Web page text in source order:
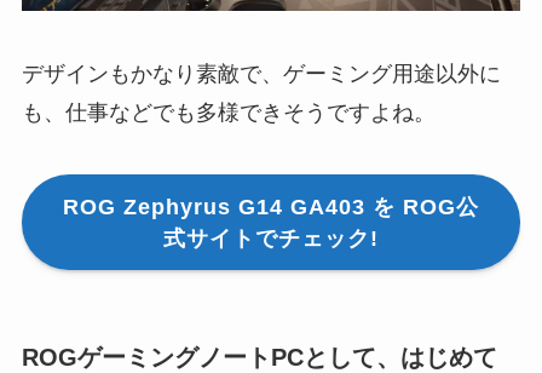
デザインもかなり素敵で、ゲーミング用途以外に
も、仕事などでも多様できそうですよね。
ROG Zephyrus G14 GA403 を ROG公
式サイトでチェック!
ROGゲーミングノートPCとして、はじめて